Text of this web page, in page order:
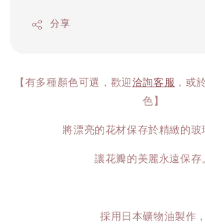
分享
【有多種顏色可選，歡迎洽詢客服 ，或
色】
將漂亮的花材保存於精緻的玻
讓花瓣的美麗永遠保存
採用日本礦物油製作，